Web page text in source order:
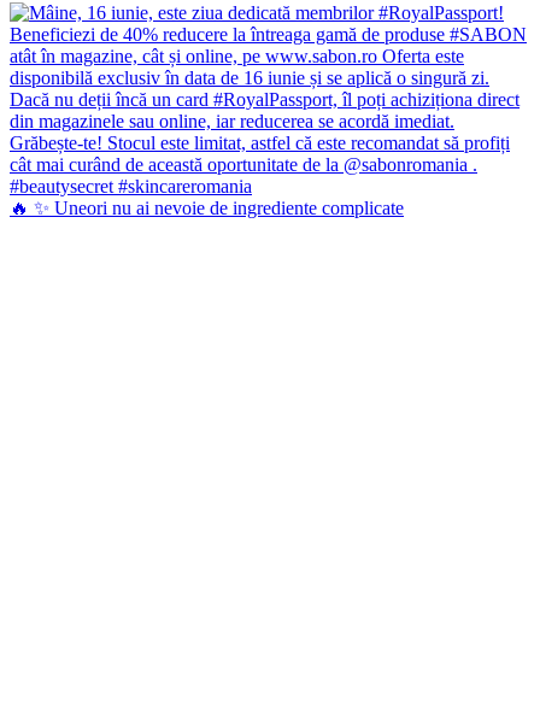
🔥 ✨ Uneori nu ai nevoie de ingrediente complicate